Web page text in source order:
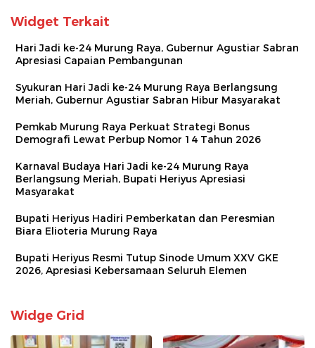
Widget Terkait
Hari Jadi ke-24 Murung Raya, Gubernur Agustiar Sabran
Apresiasi Capaian Pembangunan
Syukuran Hari Jadi ke-24 Murung Raya Berlangsung
Meriah, Gubernur Agustiar Sabran Hibur Masyarakat
Pemkab Murung Raya Perkuat Strategi Bonus
Demografi Lewat Perbup Nomor 14 Tahun 2026
Karnaval Budaya Hari Jadi ke-24 Murung Raya
Berlangsung Meriah, Bupati Heriyus Apresiasi
Masyarakat
Bupati Heriyus Hadiri Pemberkatan dan Peresmian
Biara Elioteria Murung Raya
Bupati Heriyus Resmi Tutup Sinode Umum XXV GKE
2026, Apresiasi Kebersamaan Seluruh Elemen
Widge Grid